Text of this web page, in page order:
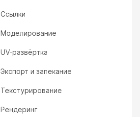
Ссылки
Моделирование
UV-развёртка
Экспорт и запекание
Текстурирование
Рендеринг